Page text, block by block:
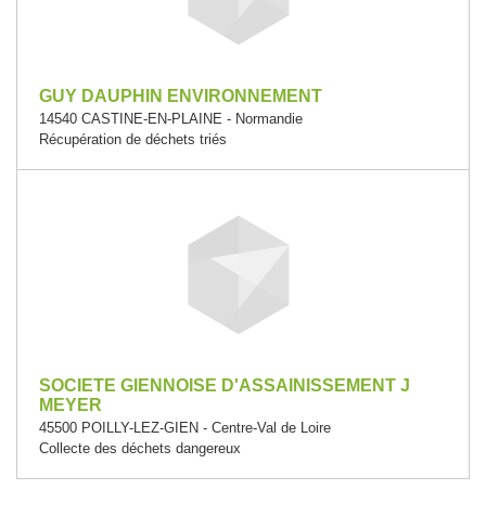
GUY DAUPHIN ENVIRONNEMENT
14540 CASTINE-EN-PLAINE - Normandie
Récupération de déchets triés
SOCIETE GIENNOISE D'ASSAINISSEMENT J
MEYER
45500 POILLY-LEZ-GIEN - Centre-Val de Loire
Collecte des déchets dangereux